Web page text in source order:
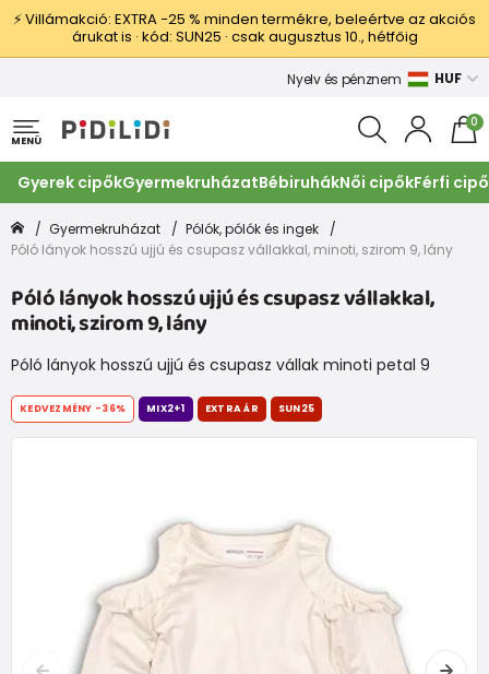
⚡ Villámakció: EXTRA −25 % minden termékre, beleértve az akciós
árukat is · kód: SUN25 · csak augusztus 10., hétfőig
Nyelv és pénznem HUF
MENÜ
0
Gyerek cipőkGyermekruházatBébiruhákNői cipőkFérfi
Gyermekruházat
Pólók, pólók és ingek
Póló lányok hosszú ujjú és csupasz vállakkal, minoti, szirom 9, lány
Póló lányok hosszú ujjú és csupasz vállakkal,
minoti, szirom 9, lány
Póló lányok hosszú ujjú és csupasz vállak minoti petal 9
KEDVEZMÉNY -36% MIX2+1 EXTRA ÁR SUN25